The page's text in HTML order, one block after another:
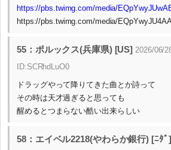
https://pbs.twimg.com/media/
https://pbs.twimg.com/media/
55：ポルックス(兵庫県) [US] 2026/06/
ID:SCRhdLuO0
ドラッグやって降りてきた曲とか詩って
その時は天才過ぎると思っても
醒めるとつまらない酷い出来らしい
58：エイベル2218(やわらか銀行) [ﾆﾀﾞ]